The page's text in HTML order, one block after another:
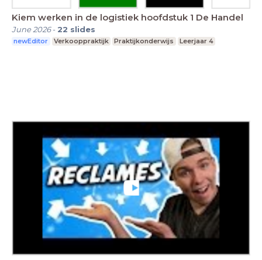
Kiem werken in de logistiek hoofdstuk 1 De Handel
June 2026- 22 slides
newEditor Verkooppraktijk Praktijkonderwijs Leerjaar 4